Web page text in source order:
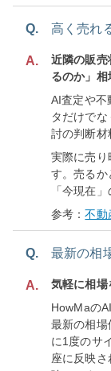
Q. 高く売れ
A.
近隣の販売
るのか」相
AI査定や不
タだけで
討の判断材
実際に売り
す。売るか
「今現在
参考：不動
Q. 最新の相
A.
気軽に相場
HowMaの
最新の相場
に1度のサ
座に反映さ